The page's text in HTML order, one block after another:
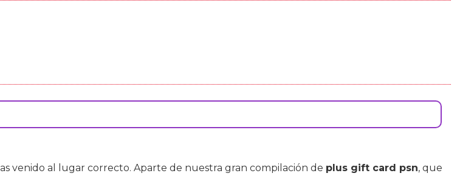
venido al lugar correcto. Aparte de nuestra gran compilación de plus gift card psn, que